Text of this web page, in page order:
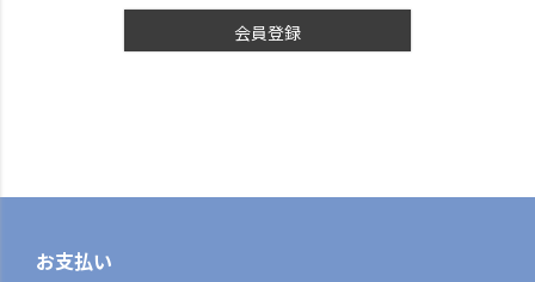
会員登録
お支払い